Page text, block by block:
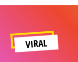
VIRAL